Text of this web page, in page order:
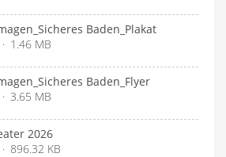
Baden_Plakat
1.46 MB
Baden_Flyer
3.65 MB
2026
896.32 KB